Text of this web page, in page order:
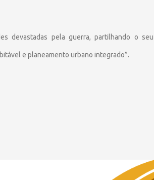
devastadas pela guerra, partilhando o seu
e planeamento urbano integrado”.